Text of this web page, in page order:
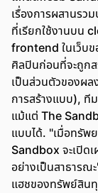
เรื่องการผสานรว
ที่เรียกใช้งานบน
frontend ในเว็บข
ศิลปินก่อนที่จะถูก
เป็นส่วนตัวของผ
การสร้างแบบ), ที
แม้แต่ The
แบบได้. "เมื่อทรัพ
Sandbox จะเปิด
อย่างเป็นสาธาร
แฮชของทรัพย์สิน